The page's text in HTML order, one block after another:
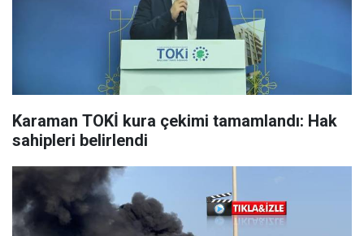
Karaman TOKİ kura çekimi tamamlandı: Hak
sahipleri belirlendi